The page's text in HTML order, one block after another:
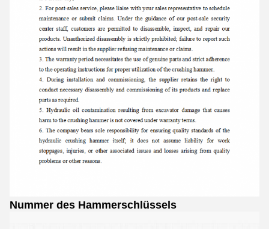
Nummer des Hammerschlüssels